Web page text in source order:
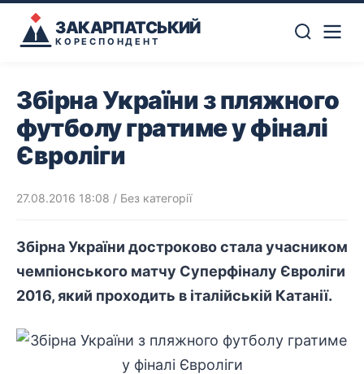
ЗАКАРПАТСЬКИЙ
КОРЕСПОНДЕНТ
Збірна України з пляжного
футболу гратиме у фіналі
Євроліги
27.08.2016 18:08 / Без категорії
Збірна України достроково стала учасником
чемпіонського матчу Суперфіналу Євроліги
2016, який проходить в італійській Катанії.